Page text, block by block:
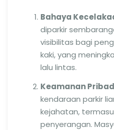
Bahaya
diparkir
visibilitas bagi
kaki, yang
lalu lintas.
Keamanan
kendaraan parkir
kejahatan,
penyerangan.